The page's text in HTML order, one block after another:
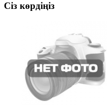
Сіз көрдіңіз